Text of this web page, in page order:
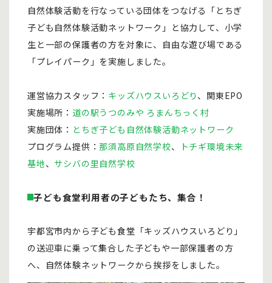
自然体験活動を行なっている団体をつなげる「とちぎ
子ども自然体験活動ネットワーク」と協力して、小学
生と一部の保護者の方を対象に、自由な遊び場である
「プレイパーク」を実施しました。
運営協力スタッフ： キッズハウスいろどり、関東EPO
実施場所： 道の駅うつのみや ろまんちっく村
実施団体： とちぎ子ども自然体験活動ネットワーク
プログラム提供：那須高原自然学校、
トチギ環境未来
基地、 サシバの里自然学校
子ども食堂利用者の子どもたち、集合！
宇都宮市内から子ども食堂「キッズハウスいろどり」
の送迎車に乗って集合した子どもや一部保護者の方
へ、自然体験ネットワークから挨拶をしました。